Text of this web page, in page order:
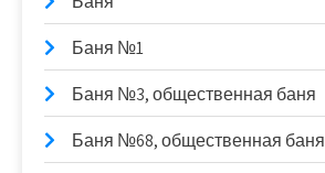
Баня №1
Баня №3, общественная баня
Баня №68, общественная баня